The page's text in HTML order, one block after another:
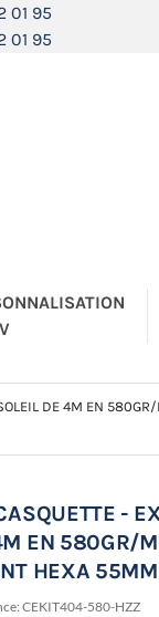
01 95
01 95
DE 4M EN 580GR/
-
EN 580GR/
HEXA 55MM
CEKIT404-580-HZZ